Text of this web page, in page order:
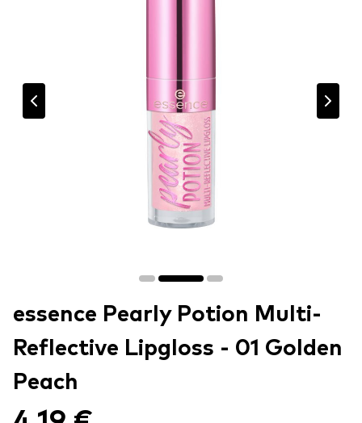
essence Pearly Potion Multi-
Reflective Lipgloss - 01 Golden
Peach